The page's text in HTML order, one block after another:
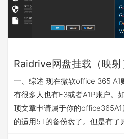
Raidrive网盘挂载（映
onedrive、google drive
法。含谷歌网盘挂载方法
一、综述 现在微软office 365 A1
有很多人也有E3或者A1P账户。
顶文章申请属于你的
的适用5T的备份盘了。但是有了